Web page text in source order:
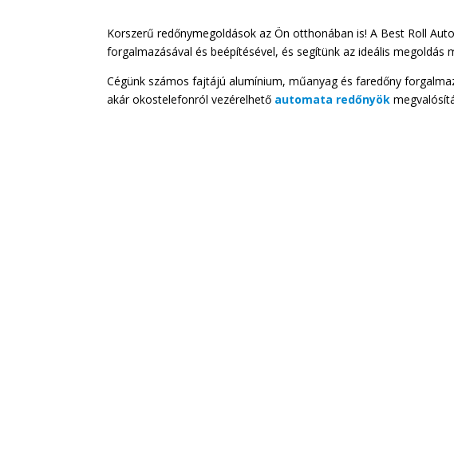
Korszerű redőnymegoldások az Ön otthonában is! A Best Roll
forgalmazásával és beépítésével, és segítünk az ideális megoldás
Cégünk számos fajtájú alumínium, műanyag és faredőny
akár okostelefonról vezérelhető automata redőnyök